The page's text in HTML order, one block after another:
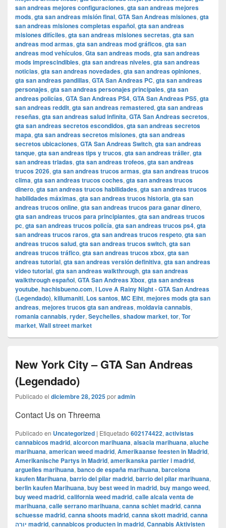
san andreas mejores configuraciones, gta san andreas mejores
mods, gta san andreas misión final, GTA San Andreas misiones, gta
san andreas misiones completas español, gta san andreas
misiones difíciles, gta san andreas misiones secretas, gta san
andreas mod armas, gta san andreas mod gráficos, gta san
andreas mod vehículos, Gta san andreas mods, gta san andreas
mods imprescindibles, gta san andreas niveles, gta san andreas
noticias, gta san andreas novedades, gta san andreas opiniones,
gta san andreas pandillas, GTA San Andreas PC, gta san andreas
personajes, gta san andreas personajes principales, gta san
andreas policías, GTA San Andreas PS4, GTA San Andreas PS5, gta
san andreas reddit, gta san andreas remastered, gta san andreas
reseñas, gta san andreas salud infinita, GTA San Andreas secretos,
gta san andreas secretos escondidos, gta san andreas secretos
mapa, gta san andreas secretos misiones, gta san andreas
secretos ubicaciones, GTA San Andreas Switch, gta san andreas
tanque, gta san andreas tips y trucos, gta san andreas tráiler, gta
san andreas triadas, gta san andreas trofeos, gta san andreas
trucos 2026, gta san andreas trucos armas, gta san andreas trucos
clima, gta san andreas trucos coches, gta san andreas trucos
dinero, gta san andreas trucos habilidades, gta san andreas trucos
habilidades máximas, gta san andreas trucos historia, gta san
andreas trucos online, gta san andreas trucos para ganar dinero,
gta san andreas trucos para principiantes, gta san andreas trucos
pc, gta san andreas trucos policía, gta san andreas trucos ps4, gta
san andreas trucos raros, gta san andreas trucos respeto, gta san
andreas trucos salud, gta san andreas trucos switch, gta san
andreas trucos tráfico, gta san andreas trucos xbox, gta san
andreas tutorial, gta san andreas versión definitiva, gta san andreas
video tutorial, gta san andreas walkthrough, gta san andreas
walkthrough español, GTA San Andreas Xbox, gta san andreas
youtube, hachisbueno.com, I Love A Rainy Night - GTA San Andreas
(Legendado), killumaniti, Los santos, MC Eiht, mejores mods gta san
andreas, mejores trucos gta san andreas, moldavia cannabis,
romania cannabis, ryder, Seychelles, shadow market, tor, Tor
market, Wall street market
New York City – GTA San Andreas
(Legendado)
Publicado el diciembre 28, 2025poradmin
Contact Us on Threema
Publicado en Uncategorized | Etiquetado 602174422, activistas
cannabicos madrid, alcorcon marihuana, alsacia marihuana, aluche
marihuana, american weed madrid, Amerikaanse feesten in Madrid,
Amerikanische Partys in Madrid, amerikanska partier i madrid,
arguelles marihuana, banco de españa marihuana, barcelona
kaufen Marihuana, barrio del pilar madrid, barrio del pilar marihuana,
berlin kaufen Marihuana, buy best weed in madrid, buy mango weed,
buy weed madrid, california weed madrid, calle alcala venta de
marihuana, calle serrano marihuana, canna schiet madrid, canna
schuesse madrid, canna shoots madrid, canna skott madrid, canna
יורה madrid, cannabicos producten in madrid, Cannabis Aktivisten